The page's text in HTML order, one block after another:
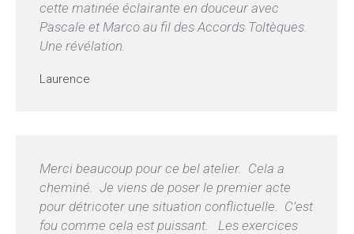
Laurence
cette matinée éclairante en douceur avec
Pascale et Marco au fil des Accords Toltèques.
Une révélation.
Merci beaucoup pour ce bel atelier. Cela a
cheminé. Je viens de poser le premier acte
pour détricoter une situation conflictuelle. C’est
fou comme cela est puissant. Les exercices